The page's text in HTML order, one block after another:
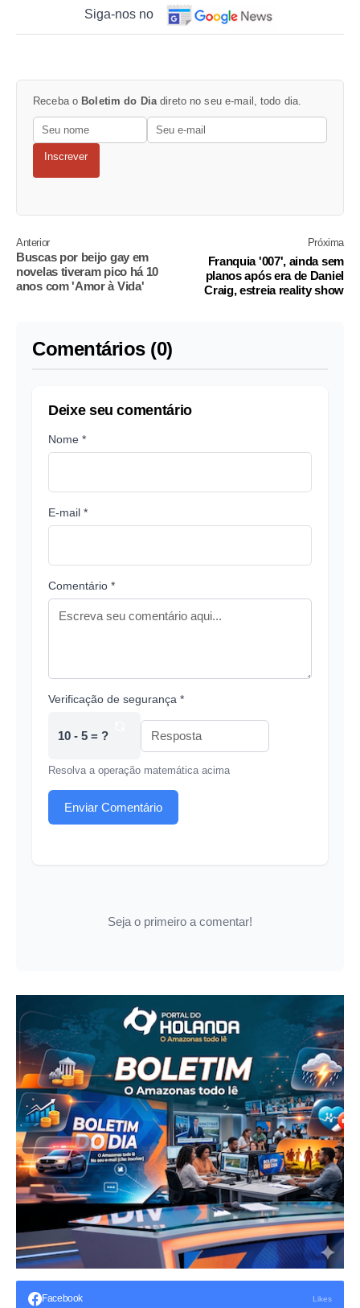
Siga-nos no
Receba o Boletim do Dia direto no seu e-mail, todo dia.
Inscrever
Anterior
Buscas por beijo gay em
novelas tiveram pico há 10
anos com 'Amor à Vida'
Próxima
Franquia '007', ainda sem
planos após era de Daniel
Craig, estreia reality show
Comentários (0)
Deixe seu comentário
Nome *
E-mail *
Comentário *
Verificação de segurança *
10 - 5 = ?
Resolva a operação matemática acima
Enviar Comentário
Seja o primeiro a comentar!
Facebook Likes